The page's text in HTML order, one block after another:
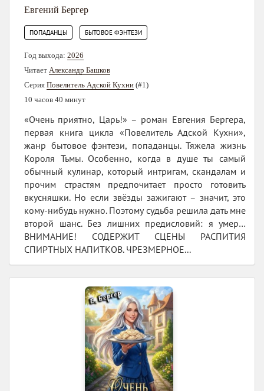
Евгений Бергер
ПОПАДАНЦЫ БЫТОВОЕ ФЭНТЕЗИ
Год выхода: 2026
Читает Александр Башков
Серия Повелитель Адской Кухни (#1)
10 часов 40 минут
«Очень приятно, Царь!» – роман Евгения Бергера,
первая книга цикла «Повелитель Адской Кухни»,
жанр бытовое фэнтези, попаданцы. Тяжела жизнь
Короля Тьмы. Особенно, когда в душе ты самый
обычный кулинар, который интригам, скандалам и
прочим страстям предпочитает просто готовить
вкусняшки. Но если звёзды зажигают – значит, это
кому-нибудь нужно. Поэтому судьба решила дать мне
второй шанс. Без лишних предисловий: я умер…
ВНИМАНИЕ! СОДЕРЖИТ СЦЕНЫ РАСПИТИЯ
СПИРТНЫХ НАПИТКОВ. ЧРЕЗМЕРНОЕ...